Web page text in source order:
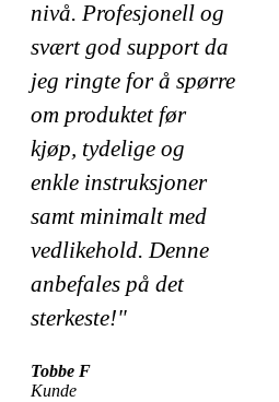
nivå. Profesjonell og
svært god support da
jeg ringte for å spørre
om produktet før
kjøp, tydelige og
enkle instruksjoner
samt minimalt med
vedlikehold. Denne
anbefales på det
sterkeste!"
Tobbe F
Kunde